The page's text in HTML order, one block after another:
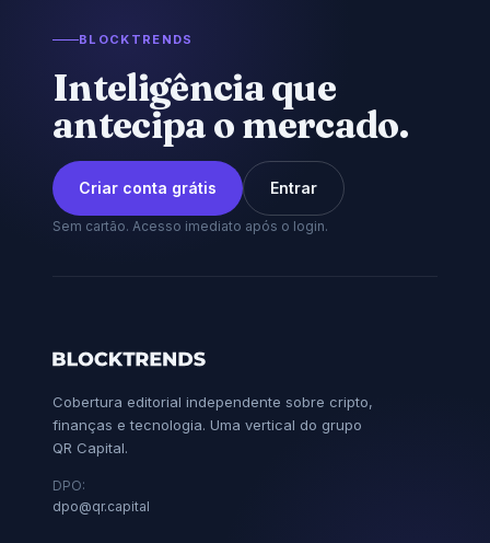
BLOCKTRENDS
Inteligência que
antecipa o mercado.
Criar conta grátis Entrar
Sem cartão. Acesso imediato após o login.
Cobertura editorial independente sobre cripto,
finanças e tecnologia. Uma vertical do grupo
QR Capital.
DPO:
dpo@qr.capital